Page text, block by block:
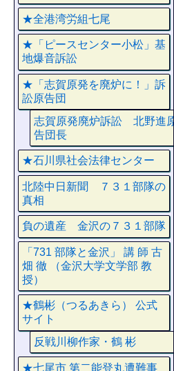
★全港湾労組七尾
★「ピースセンター小松」基
地爆音訴訟
★「志賀原発を廃炉に！」訴
訟原告団
志賀原発廃炉訴訟 北野進原
告団長
★石川県社会法律センター
北陸中日新聞 ７３１部隊の
真相
負の遺産 金沢の７３１部隊
「731 部隊と金沢」 講 師 古
畑 徹 （金沢大学文学部 教
授）
★鶴彬（つるあきら） 公式
サイト
反戦川柳作家・鶴 彬
★七尾市 第二能登丸遭難事